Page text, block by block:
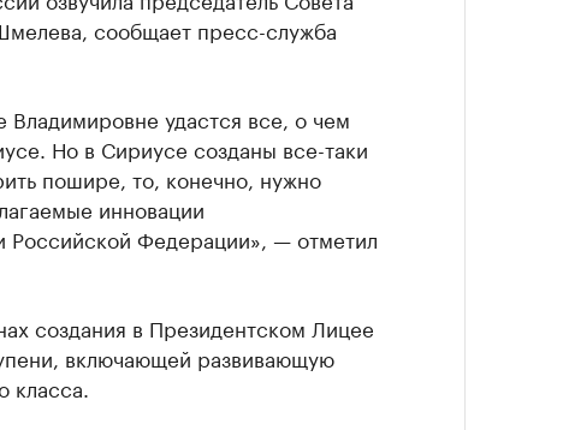
сообщает пресс-служба
Владимировне удастся все, о чем
Но в Сириусе созданы все-таки
пошире, то, конечно, нужно
инновации
Российской Федерации», — отметил
создания в Президентском Лицее
включающей развивающую